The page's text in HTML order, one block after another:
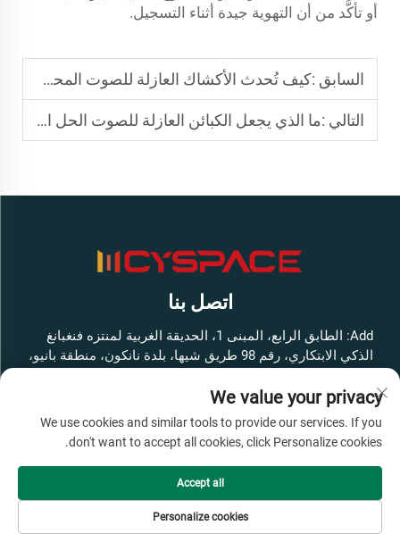
أو تأكَّد من أن التهوية جيدة أثناء التسجيل.
السابق :كيف تُحدث الأكشاك العازلة للصوت المحمولة ثورةً في أماكن العمل عن بُعد
التالي :ما الذي يجعل الكبائن العازلة للصوت الحل المثالي لتسجيل الصوت في المنزل
اتصل بنا
Add: الطابق الرابع، المبنى 1، الحديقة الغربية لمنتزه فنغبانغ
الذكي الابتكاري، رقم 98 طريق شيها، بلدة نانكون، منطقة بانيو،
هاتف: +86-13316062192
البريد الإلكتروني:[email protected]
حقوق النشر © شركة قوانغتشو سيسبايس للمعدات الذكية
المحدودة جميع الحقوق محفوظة -سياسة الخصوصية
We value your privacy
We use cookies and similar tools to provide our services. If you
don't want to accept all cookies, click Personalize cookies.
Personalize cookies
Accept all